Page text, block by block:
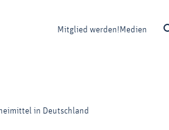
Mitglied werden! Medien
in Deutschland